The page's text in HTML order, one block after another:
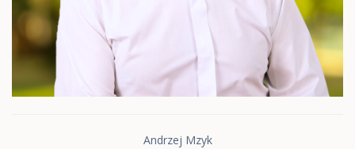
Andrzej Mzyk